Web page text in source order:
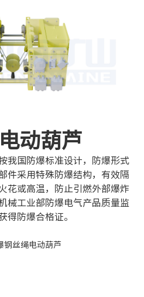
动葫芦
我国防爆标准设计，防爆形式
采用特殊防爆结构，有效隔
花或高温，防止引燃外部爆炸
械工业部防爆电气产品质量监
得防爆合格证。
钢丝绳电动葫芦